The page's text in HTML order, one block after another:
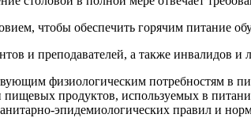
чтобы обеспечить горячим питание
и преподавателей, а также инвалидов и
физиологическим потребностям
пищевых продуктов, используемых в
эпидемиологических правил и